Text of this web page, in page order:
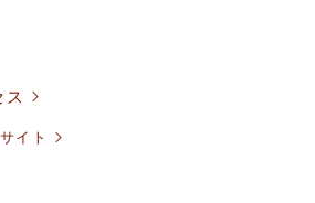
イト